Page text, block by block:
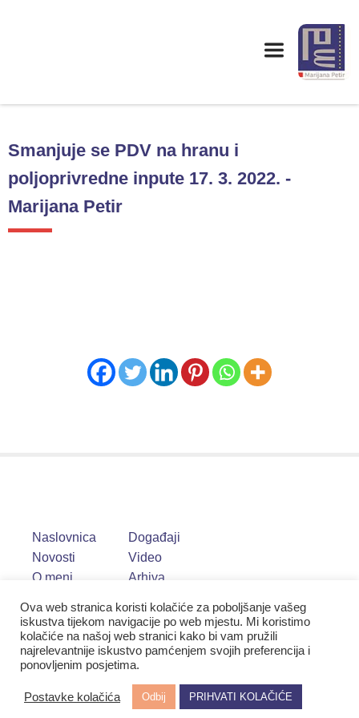
Smanjuje se PDV na hranu i
poljoprivredne inpute 17. 3. 2022. -
Marijana Petir
Naslovnica
Novosti
O meni
Događaji
Video
Arhiva
Ova web stranica koristi kolačiće za poboljšanje vašeg
iskustva tijekom navigacije po web mjestu. Mi koristimo
kolačiće na našoj web stranici kako bi vam pružili
najrelevantnije iskustvo pamćenjem svojih preferencija i
ponovljenim posjetima.
Postavke kolačića Odbij PRIHVATI KOLAČIĆE